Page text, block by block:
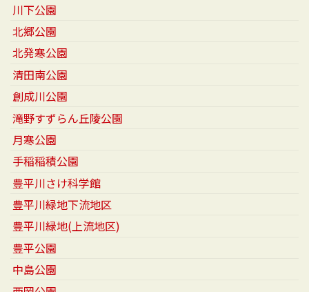
川下公園
北郷公園
北発寒公園
清田南公園
創成川公園
滝野すずらん丘陵公園
月寒公園
手稲稲積公園
豊平川さけ科学館
豊平川緑地下流地区
豊平川緑地(上流地区)
豊平公園
中島公園